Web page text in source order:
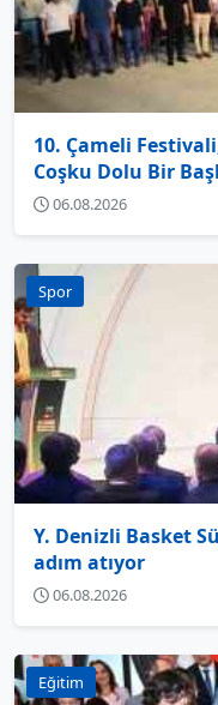
10. Çameli
Coşku Dolu Bir
06.08.2026
Spor
Y. Denizli Basket
adım atıyor
06.08.2026
Eğitim